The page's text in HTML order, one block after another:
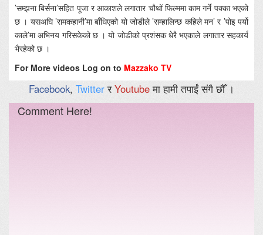
’सम्झना बिर्सना’सहित पूजा र आकाशले लगातार चौथों फिल्ममा काम गर्ने पक्का भएको
छ । यसअघि ’रामकहानी’मा बाँधिएको यो जोडीले ’सम्हालिन्छ कहिले मन’ र ’पोइ पर्यो
काले’मा अभिनय गरिसकेको छ । यो जोडीको प्रशंसक धेरै भएकाले लगातार सहकार्य
भैरहेको छ ।
For More videos Log on to Mazzako TV
Facebook, TwitterरYoutubeमा हामी तपाईं संगै छौँ ।
Comment Here!